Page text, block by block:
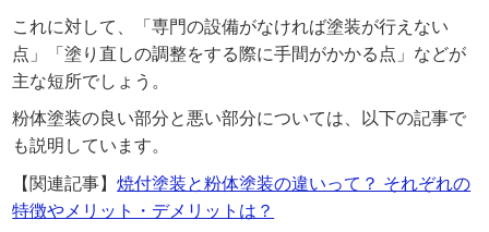
これに対して、「専門の設備がなければ塗装が行えない
点」「塗り直しの調整をする際に手間がかかる点」などが
主な短所でしょう。
粉体塗装の良い部分と悪い部分については、以下の記事で
も説明しています。
【関連記事】焼付塗装と粉体塗装の違いって？ それぞれの
特徴やメリット・デメリットは？